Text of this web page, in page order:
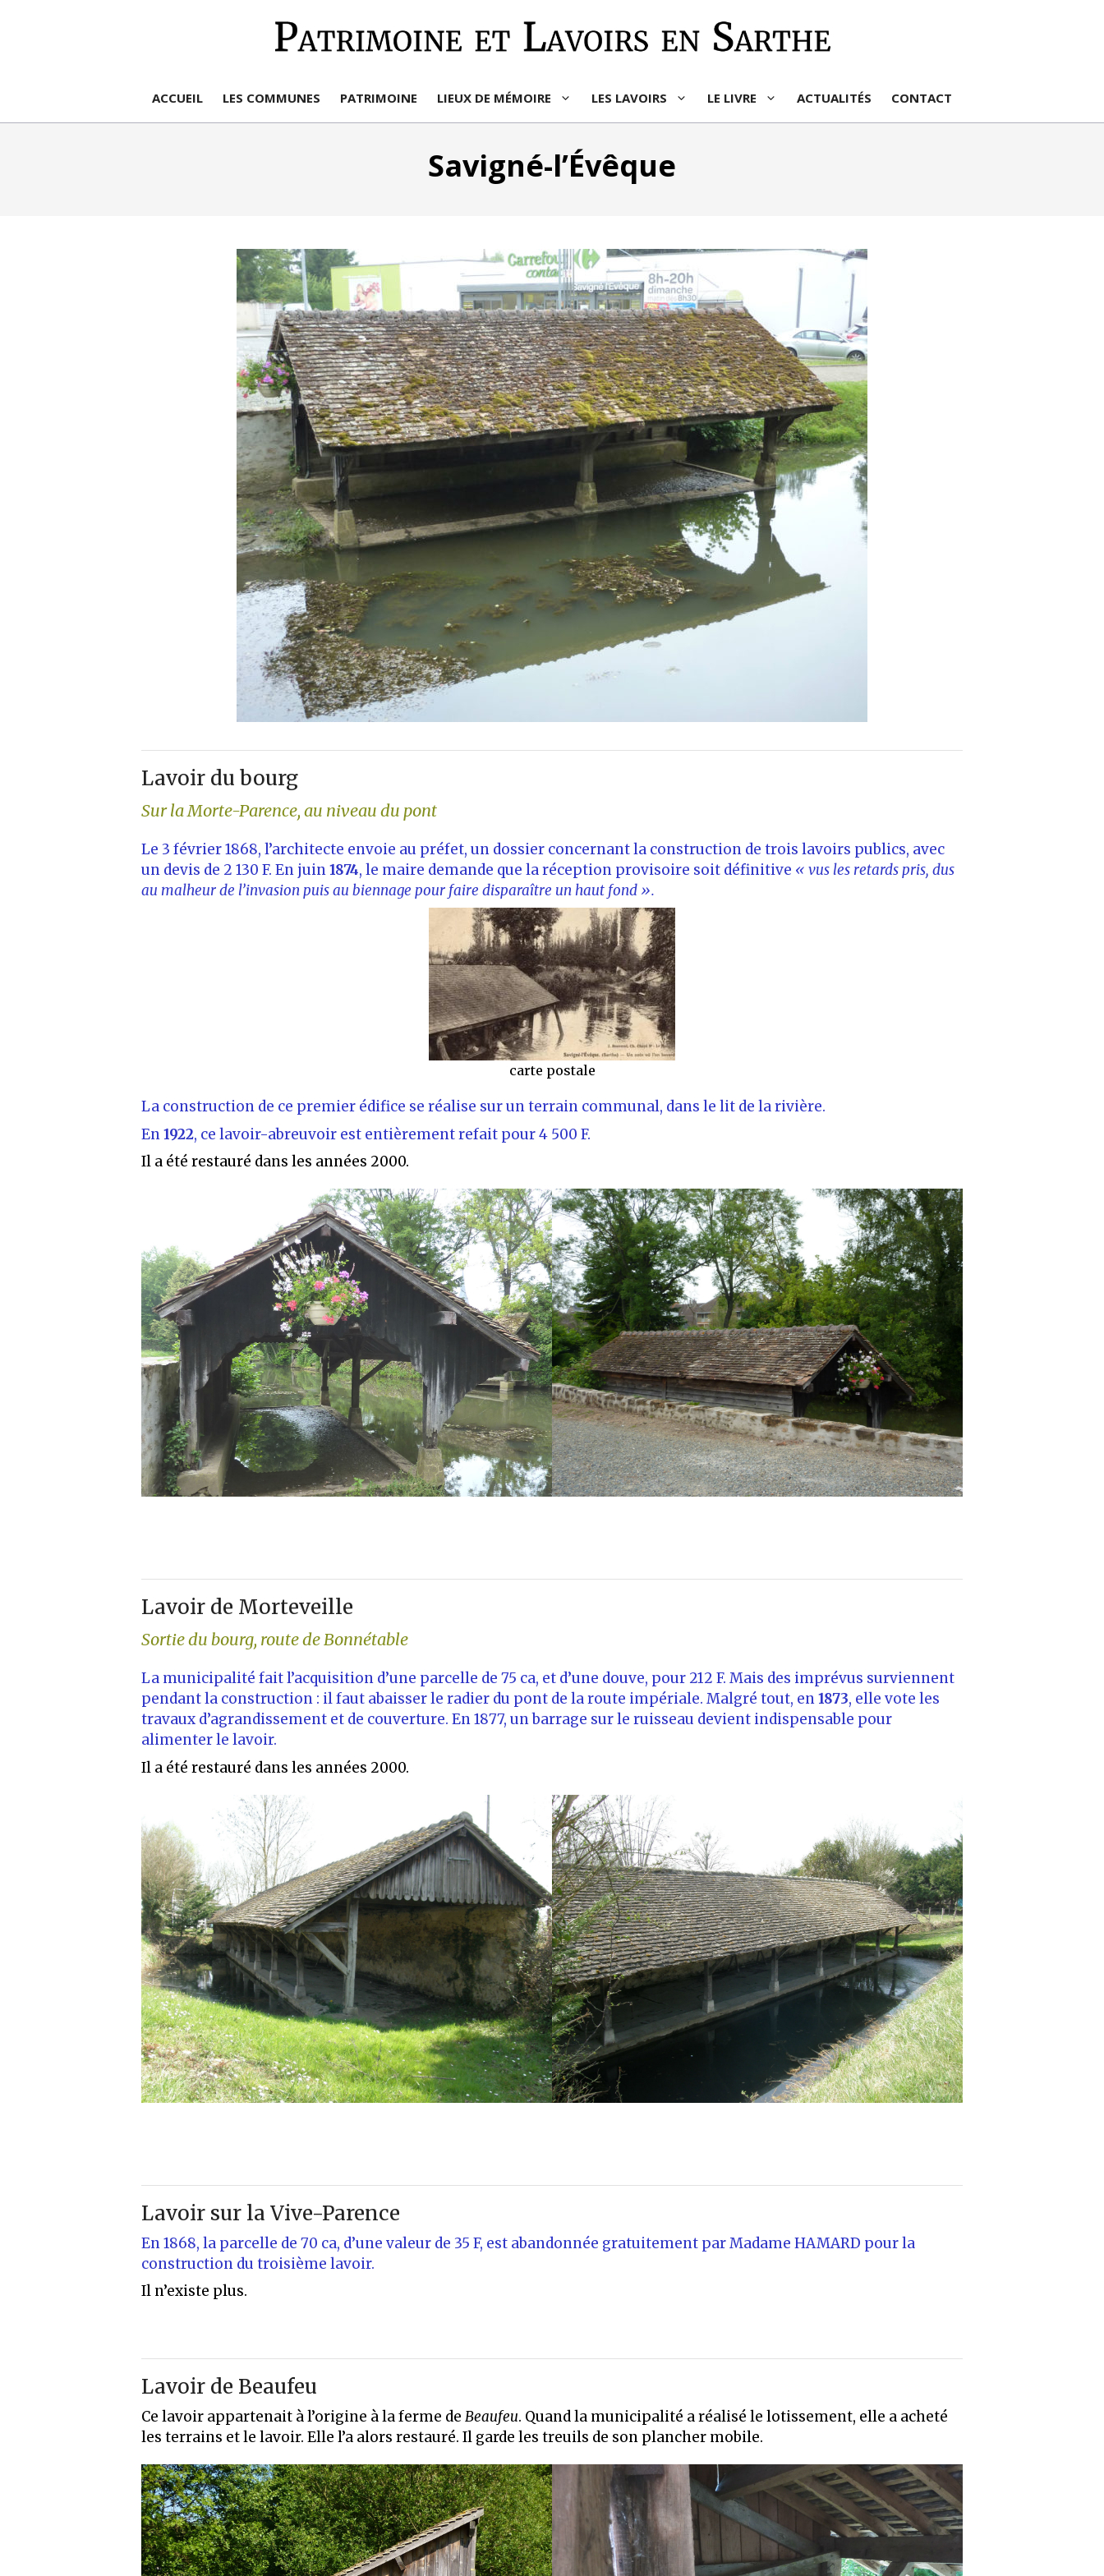
ACCUEIL LES COMMUNES PATRIMOINE LIEUX DE MÉMOIRE LES LAVOIRS LE LIVRE ACTUALITÉS CONTACT
Savigné-l’Évêque
Lavoir du bourg
Sur la Morte-Parence, au niveau du pont
Le 3 février 1868, l’architecte envoie au préfet, un dossier concernant la construction de trois lavoirs publics, avec
un devis de 2 130 F. En juin1874, le maire demande que la réception provisoire soit définitive « vus les retards pris, dus
au malheur de l’invasion puis au biennage pour faire disparaître un haut fond ».
carte postale
La construction de ce premier édifice se réalise sur un terrain communal, dans le lit de la rivière.
En1922, ce lavoir-abreuvoir est entièrement refait pour 4 500 F.
Il a été restauré dans les années 2000.
Lavoir de Morteveille
Sortie du bourg, route de Bonnétable
La municipalité fait l’acquisition d’une parcelle de 75 ca, et d’une douve, pour 212 F. Mais des imprévus surviennent
pendant la construction : il faut abaisser le radier du pont de la route impériale. Malgré tout, en1873, elle vote les
travaux d’agrandissement et de couverture. En 1877, un barrage sur le ruisseau devient indispensable pour
alimenter le lavoir.
Il a été restauré dans les années 2000.
Lavoir sur la Vive-Parence
En 1868, la parcelle de 70 ca, d’une valeur de 35 F, est abandonnée gratuitement par Madame HAMARD pour la
construction du troisième lavoir.
Il n’existe plus.
Lavoir de Beaufeu
Ce lavoir appartenait à l’origine à la ferme de Beaufeu. Quand la municipalité a réalisé le lotissement, elle a acheté
les terrains et le lavoir. Elle l’a alors restauré. Il garde les treuils de son plancher mobile.